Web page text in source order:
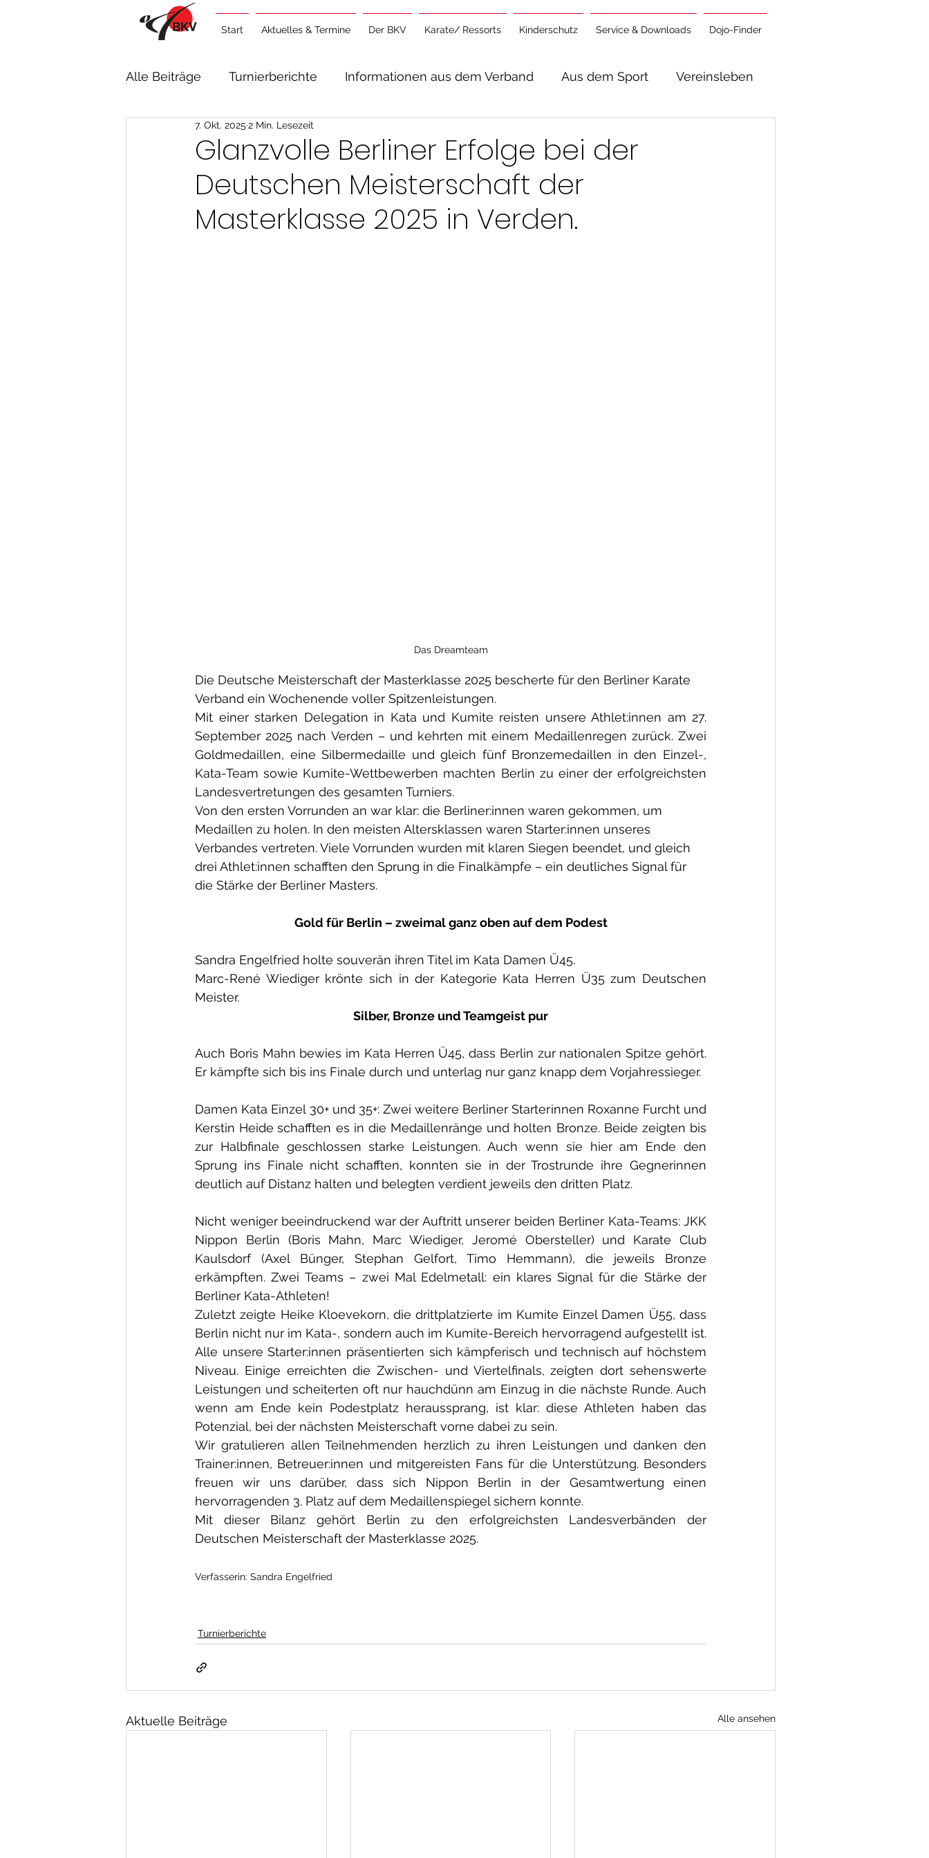
Start Aktuelles & Termine Der BKV Karate/ Ressorts Kinderschutz Service & Downloads Dojo-Finder
Alle Beiträge Turnierberichte Informationen aus dem Verband Aus dem Sport Vereinsleben
Lehrgangsberichte Allgemeine Informationen
Glanzvolle Berliner Erfolge bei der
Deutschen Meisterschaft der
Masterklasse 2025 in Verden.
7. Okt. 2025 2 Min. Lesezeit
Das Dreamteam
Die Deutsche Meisterschaft der Masterklasse 2025 bescherte für den Berliner Karate
Verband ein Wochenende voller Spitzenleistungen.
Mit einer starken Delegation in Kata und Kumite reisten unsere Athlet:innen am 27.
September 2025 nach Verden – und kehrten mit einem Medaillenregen zurück. Zwei
Goldmedaillen, eine Silbermedaille und gleich fünf Bronzemedaillen in den Einzel-,
Kata-Team sowie Kumite-Wettbewerben machten Berlin zu einer der erfolgreichsten
Landesvertretungen des gesamten Turniers.
Von den ersten Vorrunden an war klar: die Berliner:innen waren gekommen, um
Medaillen zu holen. In den meisten Altersklassen waren Starter:innen unseres
Verbandes vertreten. Viele Vorrunden wurden mit klaren Siegen beendet, und gleich
drei Athlet:innen schafften den Sprung in die Finalkämpfe – ein deutliches Signal für
die Stärke der Berliner Masters.
Gold für Berlin – zweimal ganz oben auf dem Podest
Sandra Engelfried holte souverän ihren Titel im Kata Damen Ü45.
Marc-René Wiediger krönte sich in der Kategorie Kata Herren Ü35 zum Deutschen
Meister.
Silber, Bronze und Teamgeist pur
Auch Boris Mahn bewies im Kata Herren Ü45, dass Berlin zur nationalen Spitze gehört.
Er kämpfte sich bis ins Finale durch und unterlag nur ganz knapp dem Vorjahressieger.
Damen Kata Einzel 30+ und 35+: Zwei weitere Berliner Starterinnen Roxanne Furcht und
Kerstin Heide schafften es in die Medaillenränge und holten Bronze. Beide zeigten bis
zur Halbfinale geschlossen starke Leistungen. Auch wenn sie hier am Ende den
Sprung ins Finale nicht schafften, konnten sie in der Trostrunde ihre Gegnerinnen
deutlich auf Distanz halten und belegten verdient jeweils den dritten Platz.
Nicht weniger beeindruckend war der Auftritt unserer beiden Berliner Kata-Teams: JKK
Nippon Berlin (Boris Mahn, Marc Wiediger, Jeromé Obersteller) und Karate Club
Kaulsdorf (Axel Bünger, Stephan Gelfort, Timo Hemmann), die jeweils Bronze
erkämpften. Zwei Teams – zwei Mal Edelmetall: ein klares Signal für die Stärke der
Berliner Kata-Athleten!
Zuletzt zeigte Heike Kloevekorn, die drittplatzierte im Kumite Einzel Damen Ü55, dass
Berlin nicht nur im Kata-, sondern auch im Kumite-Bereich hervorragend aufgestellt ist.
Alle unsere Starter:innen präsentierten sich kämpferisch und technisch auf höchstem
Niveau. Einige erreichten die Zwischen- und Viertelfinals, zeigten dort sehenswerte
Leistungen und scheiterten oft nur hauchdünn am Einzug in die nächste Runde. Auch
wenn am Ende kein Podestplatz heraussprang, ist klar: diese Athleten haben das
Potenzial, bei der nächsten Meisterschaft vorne dabei zu sein.
Wir gratulieren allen Teilnehmenden herzlich zu ihren Leistungen und danken den
Trainer:innen, Betreuer:innen und mitgereisten Fans für die Unterstützung. Besonders
freuen wir uns darüber, dass sich Nippon Berlin in der Gesamtwertung einen
hervorragenden 3. Platz auf dem Medaillenspiegel sichern konnte.
Mit dieser Bilanz gehört Berlin zu den erfolgreichsten Landesverbänden der
Deutschen Meisterschaft der Masterklasse 2025.
Verfasserin: Sandra Engelfried
Turnierberichte
Aktuelle Beiträge Alle ansehen